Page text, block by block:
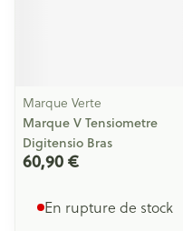
Marque Verte
Marque V Tensiometre
Digitensio Bras
60,90 €
En rupture de stock